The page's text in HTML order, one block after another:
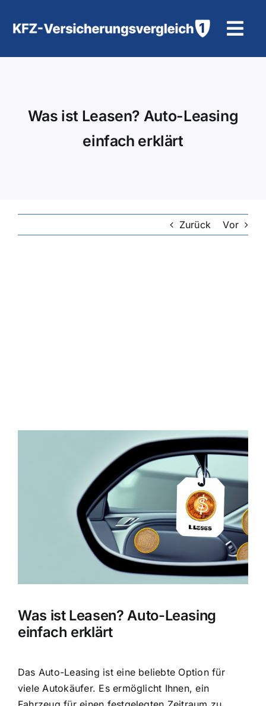
Inhalt
Hilfe und Kontakt
Was ist Leasen? Auto-Leasing
einfach erklärt
Zurück Vor
Was ist Leasen? Auto-Leasing
einfach erklärt
Das Auto-Leasing ist eine beliebte Option für
viele Autokäufer. Es ermöglicht Ihnen, ein